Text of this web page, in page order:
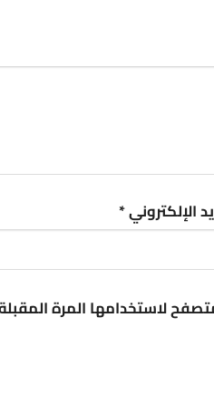
الإلكتروني*
لاستخدامها المرة